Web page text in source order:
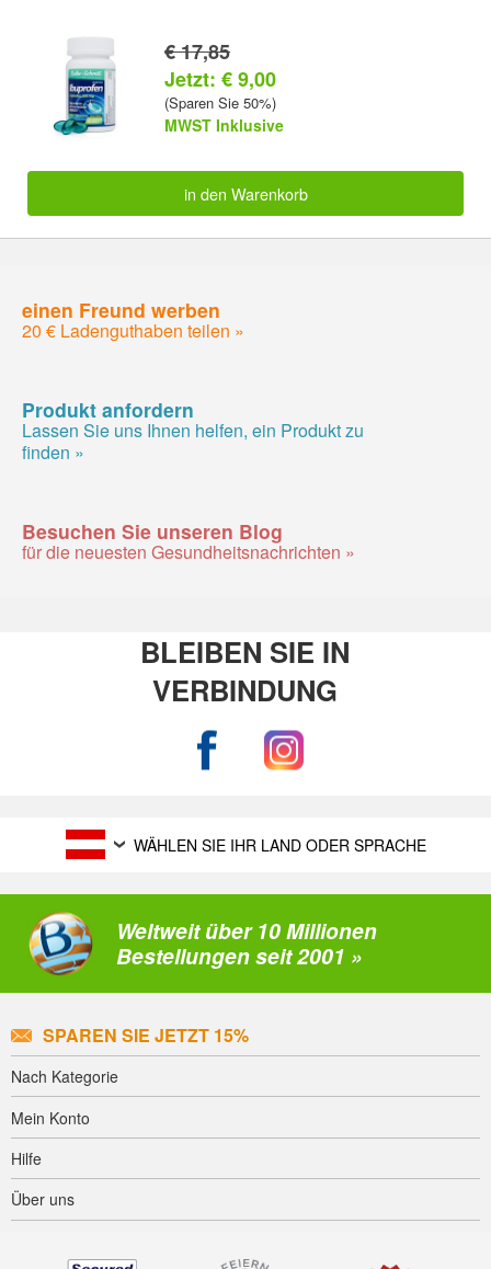
€ 17,85
Jetzt: € 9,00
(Sparen Sie 50%)
MWST Inklusive
in den Warenkorb
einen Freund werben
20 € Ladenguthaben teilen »
Produkt anfordern
Lassen Sie uns Ihnen helfen, ein Produkt zu
finden »
Besuchen Sie unseren Blog
für die neuesten Gesundheitsnachrichten »
BLEIBEN SIE IN
VERBINDUNG
WÄHLEN SIE IHR LAND ODER SPRACHE
Weltweit über 10 Millionen
Bestellungen seit 2001 »
SPAREN SIE JETZT 15%
Nach Kategorie
Mein Konto
Hilfe
Über uns